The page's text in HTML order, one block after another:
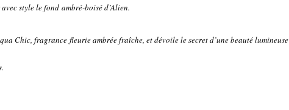
style le fond ambré-boisé d’Alien.
Chic, fragrance fleurie ambrée fraîche, et dévoile le secret d’une beauté lumineuse